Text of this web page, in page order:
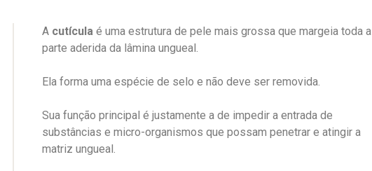
A cutícula é uma estrutura de pele mais grossa que margeia toda a
parte aderida da lâmina ungueal.
Ela forma uma espécie de selo e não deve ser removida.
Sua função principal é justamente a de impedir a entrada de
substâncias e micro-organismos que possam penetrar e atingir a
matriz ungueal.